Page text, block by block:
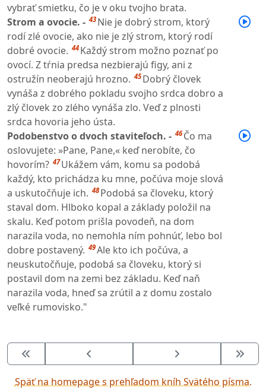
vybrať smietku, čo je v oku tvojho brata.
Strom a ovocie. - 43 Nie je dobrý strom, ktorý
rodí zlé ovocie, ako nie je zlý strom, ktorý rodí
dobré ovocie. 44 Každý strom možno poznať po
ovocí. Z tŕnia predsa nezbierajú figy, ani z
ostružín neoberajú hrozno. 45 Dobrý človek
vynáša z dobrého pokladu svojho srdca dobro a
zlý človek zo zlého vynáša zlo. Veď z plnosti
srdca hovoria jeho ústa.
Podobenstvo o dvoch staviteľoch. - 46 Čo ma
oslovujete: »Pane, Pane,« keď nerobíte, čo
hovorím? 47 Ukážem vám, komu sa podobá
každý, kto prichádza ku mne, počúva moje slová
a uskutočňuje ich. 48 Podobá sa človeku, ktorý
staval dom. Hlboko kopal a základy položil na
skalu. Keď potom prišla povodeň, na dom
narazila voda, no nemohla ním pohnúť, lebo bol
dobre postavený. 49Ale kto ich počúva, a
neuskutočňuje, podobá sa človeku, ktorý si
postavil dom na zemi bez základu. Keď naň
narazila voda, hneď sa zrútil a z domu zostalo
veľké rumovisko."
Späť na homepage s prehľadom kníh Svätého písma.